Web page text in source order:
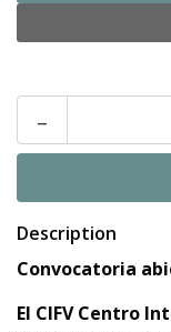
-
Description
Convocatoria
El CIFV Centro